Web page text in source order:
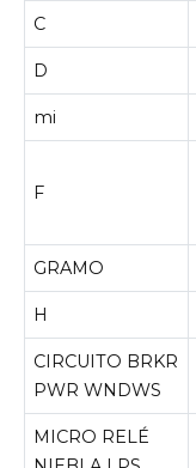
C
D
mi
F
GRAMO
H
CIRCUITO BRKR
PWR WNDWS
MICRO RELÉ